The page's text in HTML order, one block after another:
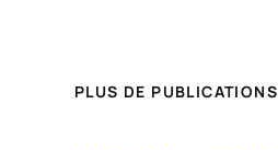
PLUS DE PUBLICATIONS